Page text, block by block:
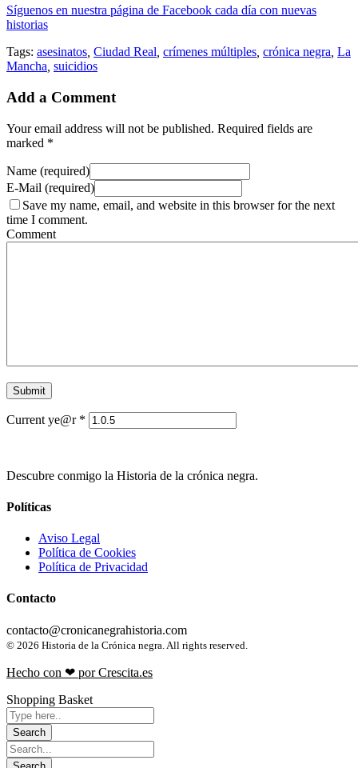
Síguenos en nuestra página de Facebook cada día con nuevas
historias
Tags: asesinatos Ciudad Real crímenes múltiples crónica negra La
Mancha suicidios
Add a Comment
Your email address will not be published. Required fields are
marked *
Name (required)
E-Mail (required)
Save my name, email, and website in this browser for the next
time I comment.
Comment
Current ye@r *
Descubre conmigo la Historia de la crónica negra.
Políticas
Aviso Legal
Política de Cookies
Política de Privacidad
Contacto
contacto@cronicanegrahistoria.com
© 2026 Historia de la Crónica negra. All rights reserved.
Hecho con ❤ por Crescita.es
Shopping Basket